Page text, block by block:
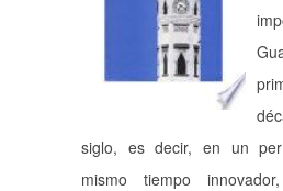
siglo, es decir, en un
mismo tiempo